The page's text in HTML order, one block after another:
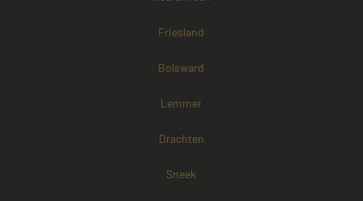
Friesland
Bolsward
Lemmer
Drachten
Sneek